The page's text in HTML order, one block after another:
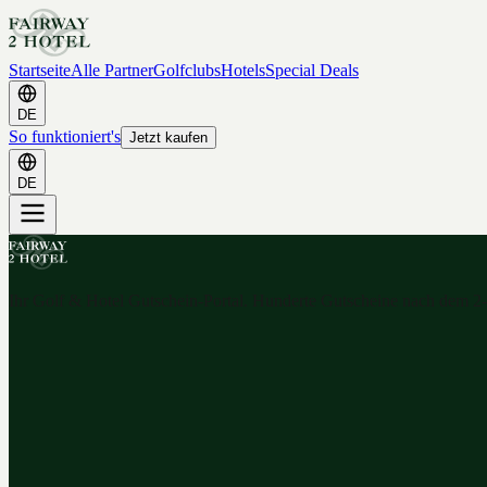
StartseiteAlle PartnerGolfclubsHotelsSpecial Deals
DE
So funktioniert's Jetzt kaufen
DE